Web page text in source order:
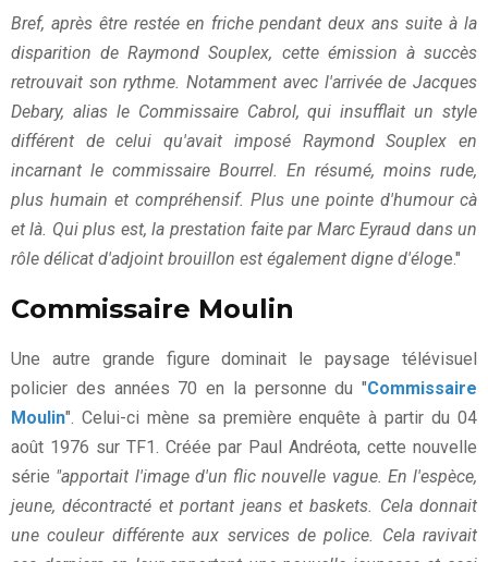
Bref, après être restée en friche pendant deux ans suite à la
disparition de Raymond Souplex, cette émission à succès
retrouvait son rythme. Notamment avec l'arrivée de Jacques
Debary, alias le Commissaire Cabrol, qui insufflait un style
différent de celui qu'avait imposé Raymond Souplex en
incarnant le commissaire Bourrel. En résumé, moins rude,
plus humain et compréhensif. Plus une pointe d'humour cà
et là. Qui plus est, la prestation faite par Marc Eyraud dans un
rôle délicat d'adjoint brouillon est également digne d'éloge."
Commissaire Moulin
Une autre grande figure dominait le paysage télévisuel
policier des années 70 en la personne du "Commissaire
Moulin". Celui-ci mène sa première enquête à partir du 04
août 1976 sur TF1. Créée par Paul Andréota, cette nouvelle
série "apportait l'image d'un flic nouvelle vague. En l'espèce,
jeune, décontracté et portant jeans et baskets. Cela donnait
une couleur différente aux services de police. Cela ravivait